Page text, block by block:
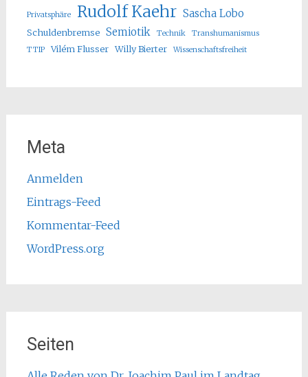
Privatsphäre Rudolf Kaehr Sascha Lobo
Schuldenbremse Semiotik Technik
Transhumanismus
TTIP
Vilém Flusser Willy Bierter Wissenschaftsfreiheit
Meta
Anmelden
Eintrags-Feed
Kommentar-Feed
WordPress.org
Seiten